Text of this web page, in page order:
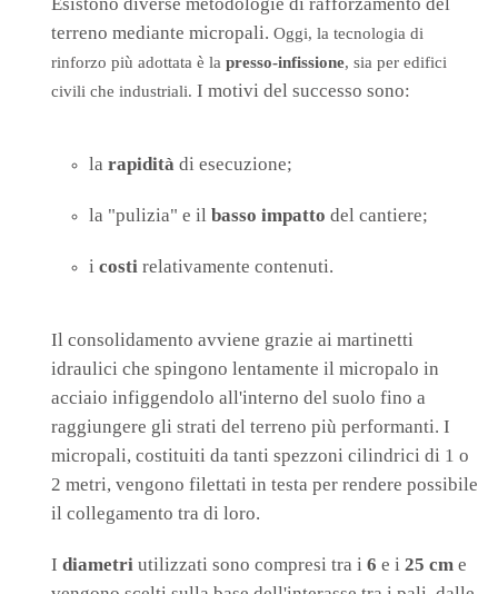
terreno mediante micropali. Oggi, la tecnologia di
rinforzo più adottata è la presso-infissione, sia per edifici
civili che industriali. I motivi del successo sono:
la rapidità di esecuzione;
la "pulizia" e il basso impatto del cantiere;
i costi relativamente contenuti.
Il consolidamento avviene grazie ai martinetti
idraulici che spingono lentamente il micropalo in
acciaio infiggendolo all'interno del suolo fino a
raggiungere gli strati del terreno più performanti. I
micropali, costituiti da tanti spezzoni cilindrici di 1 o
2 metri, vengono filettati in testa per rendere possibile
il collegamento tra di loro.
I diametri utilizzati sono compresi tra i 6 e i 25 cm e